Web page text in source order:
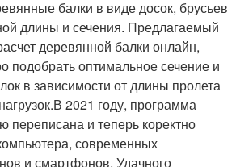
балки в виде досок, брусьев
длины и сечения. Предлагаемый
деревянной балки онлайн,
подобрать оптимальное сечение и
в зависимости от длины пролета
2021 году, программа
переписана и теперь коректно
современных
и смартфонов. Удачного